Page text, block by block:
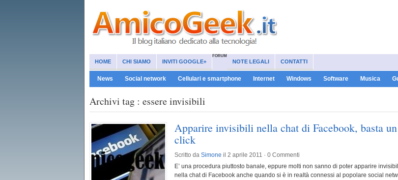
HOME CHI SIAMO INVITI GOOGLE+
FORUM
NOTE LEGALI CONTATTI
News Social network Cellulari e smartphone Internet Windows Software Musica
Archivi tag : essere invisibili
Apparire invisibili nella chat di Facebook, basta un
click
Scritto da Simone il 2 aprile 2011 · 0 Commenti
E’ una procedura piuttosto banale, eppure molti non sanno di poter apparire
nella chat di Facebook anche quando si è in realtà connessi al popolare social